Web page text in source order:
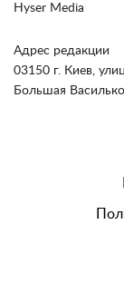
Hyser Media
Адрес редакции
03150 г. Киев,
Большая